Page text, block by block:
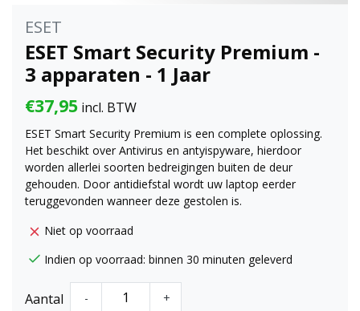
ESET
ESET Smart Security Premium -
3 apparaten - 1 Jaar
€37,95 incl. BTW
ESET Smart Security Premium is een complete oplossing.
Het beschikt over Antivirus en antyispyware, hierdoor
worden allerlei soorten bedreigingen buiten de deur
gehouden. Door antidiefstal wordt uw laptop eerder
teruggevonden wanneer deze gestolen is.
Niet op voorraad
Indien op voorraad: binnen 30 minuten geleverd
Aantal - +